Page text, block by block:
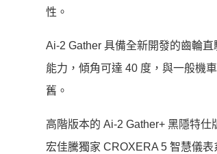
性。
Ai-2 Gather 具備全新開發的齒輪
能力，傾角可達 40 度，與一般機
舊。
高階版本的 Ai-2 Gather+ 黑隱特
宏佳騰獨家 CROXERA 5 智慧儀